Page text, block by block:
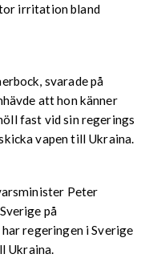
irritation bland
svarade på
att hon känner
fast vid sin regerings
vapen till Ukraina.
Peter
på
regeringen i Sverige
Ukraina.